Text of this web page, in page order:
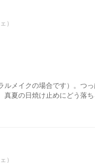
）
メイクの場合です）。つ
夏の日焼け止めにどう落ち
）